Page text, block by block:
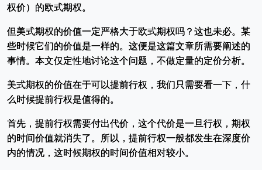
权价）的欧式期权。
但美式期权的价值一定严格大于欧式期权吗？这也未必。某
些时候它们的价值是一样的。这便是这篇文章所需要阐述的
事情。本文仅定性地讨论这个问题，不做定量的定价分析。
美式期权的价值在于可以提前行权，我们只需要看一下，什
么时候提前行权是值得的。
首先，提前行权需要付出代价，这个代价是一旦行权，期权
的时间价值就消失了。所以，提前行权一般都发生在深度价
内的情况，这时候期权的时间价值相对较小。